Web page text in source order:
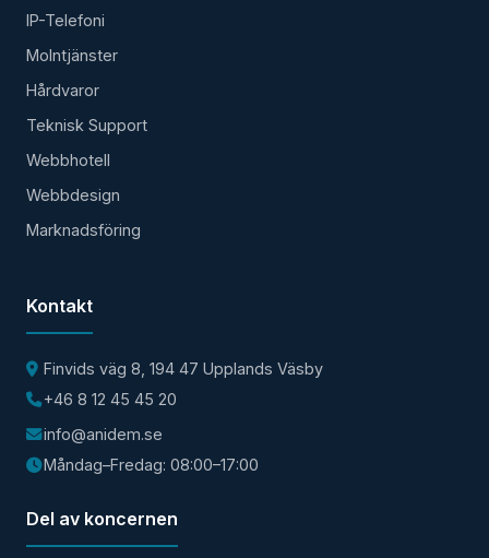
IP-Telefoni
Molntjänster
Hårdvaror
Teknisk Support
Webbhotell
Webbdesign
Marknadsföring
Kontakt
Finvids väg 8, 194 47 Upplands Väsby
+46 8 12 45 45 20
info@anidem.se
Måndag–Fredag: 08:00–17:00
Del av koncernen